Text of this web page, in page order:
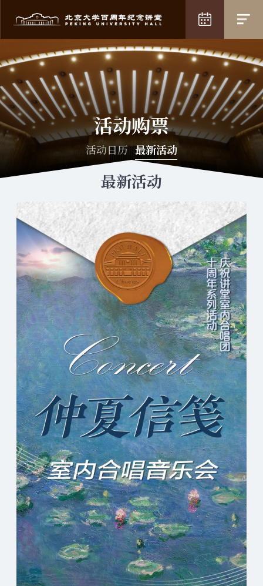
活动购票
活动日历 最新活动
最新活动